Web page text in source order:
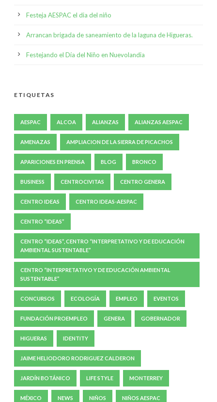
Festeja AESPAC el dia del niño
Arrancan brigada de saneamiento de la laguna de Higueras.
Festejando el Día del Niño en Nuevolandia
ETIQUETAS
AESPAC ALCOA ALIANZAS ALIANZAS AESPAC
AMENAZAS AMPLIACION DE LA SIERRA DE PICACHOS
APARICIONES EN PRENSA BLOG BRONCO
BUSINESS CENTROCIVITAS CENTRO GENERA
CENTRO IDEAS CENTRO IDEAS-AESPAC
CENTRO “IDEAS”
CENTRO “IDEAS”, CENTRO “INTERPRETATIVO Y DE EDUCACIÓN
AMBIENTAL SUSTENTABLE”
CENTRO “INTERPRETATIVO Y DE EDUCACIÓN AMBIENTAL
SUSTENTABLE”
CONCURSOS ECOLOGÍA EMPLEO EVENTOS
FUNDACIÓN PROEMPLEO GENERA GOBERNADOR
HIGUERAS IDENTITY
JAIME HELIODORO RODRIGUEZ CALDERON
JARDÍN BOTÁNICO LIFE STYLE MONTERREY
MÉXICO NEWS NIÑOS NIÑOS AESPAC